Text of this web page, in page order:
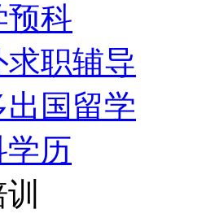
预科
求职辅导
出国留学
历